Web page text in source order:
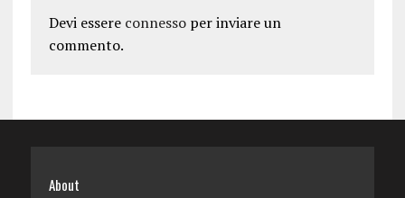
Devi essere connessoper inviare un
commento.
About